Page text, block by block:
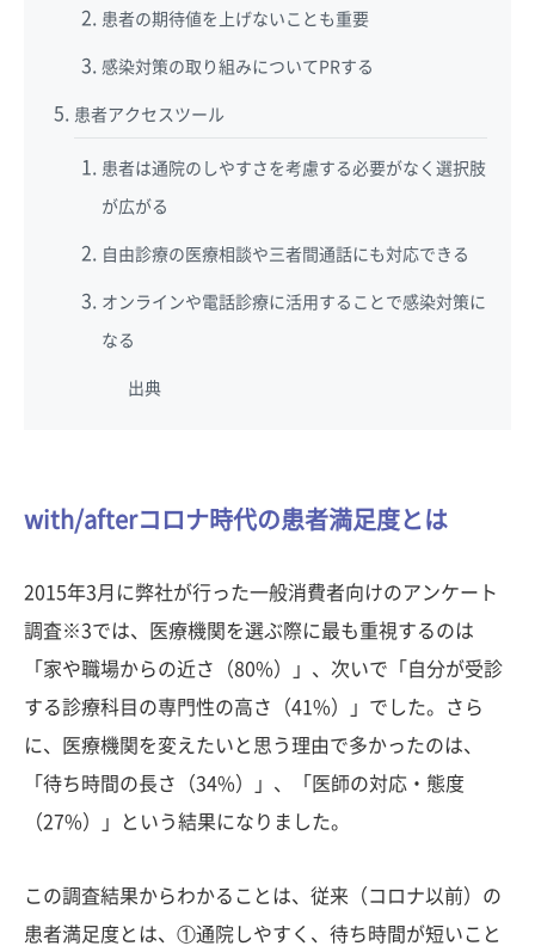
患者の期待値を上げないことも重要
感染対策の取り組みについてPRする
患者アクセスツール
患者は通院のしやすさを考慮する必要がなく選択肢
が広がる
自由診療の医療相談や三者間通話にも対応できる
オンラインや電話診療に活用することで感染対策に
なる
出典
with/afterコロナ時代の患者満足度とは
2015年3月に弊社が行った一般消費者向けのアンケート
調査※3では、医療機関を選ぶ際に最も重視するのは
「家や職場からの近さ（80%）」、次いで「自分が受診
する診療科目の専門性の高さ（41%）」でした。さら
に、医療機関を変えたいと思う理由で多かったのは、
「待ち時間の長さ（34%）」、「医師の対応・態度
（27%）」という結果になりました。
この調査結果からわかることは、従来（コロナ以前）の
患者満足度とは、①通院しやすく、待ち時間が短いこと